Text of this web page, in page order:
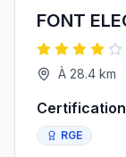
FONT
À 28.4 km
RGE